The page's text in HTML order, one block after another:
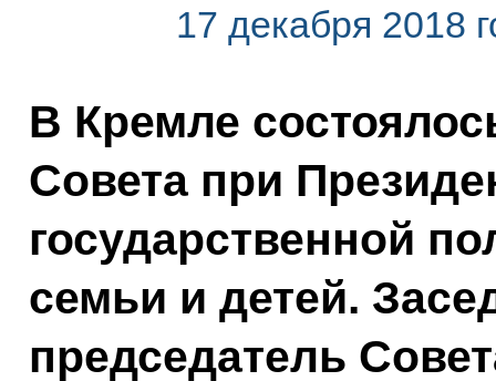
17 декабря 2018
В Кремле
Совета при
государственной
семьи и детей.
председатель